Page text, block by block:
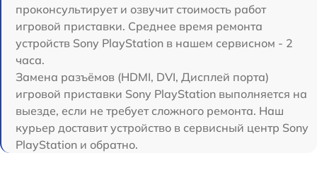
проконсультирует и озвучит стоимость работ
игровой приставки. Среднее время ремонта
устройств Sony PlayStation в нашем сервисном - 2
часа.
Замена разъёмов (HDMI, DVI, Дисплей порта)
игровой приставки Sony PlayStation выполняется на
выезде, если не требует сложного ремонта. Наш
курьер доставит устройство в сервисный центр Sony
PlayStation и обратно.